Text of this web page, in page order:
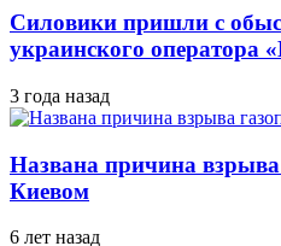
Силовики пришли с
украинского оператора
3 года назад
Названа причина взрыва
Киевом
6 лет назад